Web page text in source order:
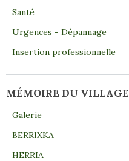
Santé
Urgences - Dépannage
Insertion professionnelle
MÉMOIRE DU VILLAGE
Galerie
BERRIXKA
HERRIA